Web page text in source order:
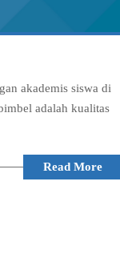
akademis siswa di
adalah kualitas
Read More